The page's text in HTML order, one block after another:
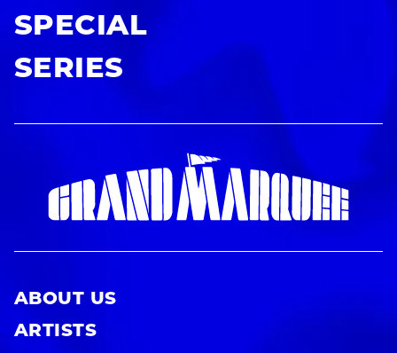
SPECIAL
SERIES
ABOUT US
ARTISTS